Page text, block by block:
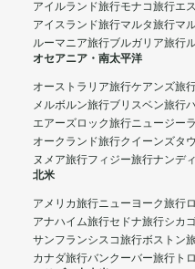
アイルランド旅行モナコ旅行エ
アイスランド旅行マルタ旅行マ
ルーマニア旅行ブルガリア旅行
オセアニア・南太平洋
オーストラリア旅行ケアンズ旅
メルボルン旅行ブリスベン旅行
エアーズロック旅行ニュージー
オークランド旅行クイーンズタ
ヌメア旅行フィジー旅行ナンデ
北米
アメリカ旅行ニューヨーク旅行
アナハイム旅行セドナ旅行シカ
サンフランシスコ旅行ボストン
カナダ旅行バンクーバー旅行 ト